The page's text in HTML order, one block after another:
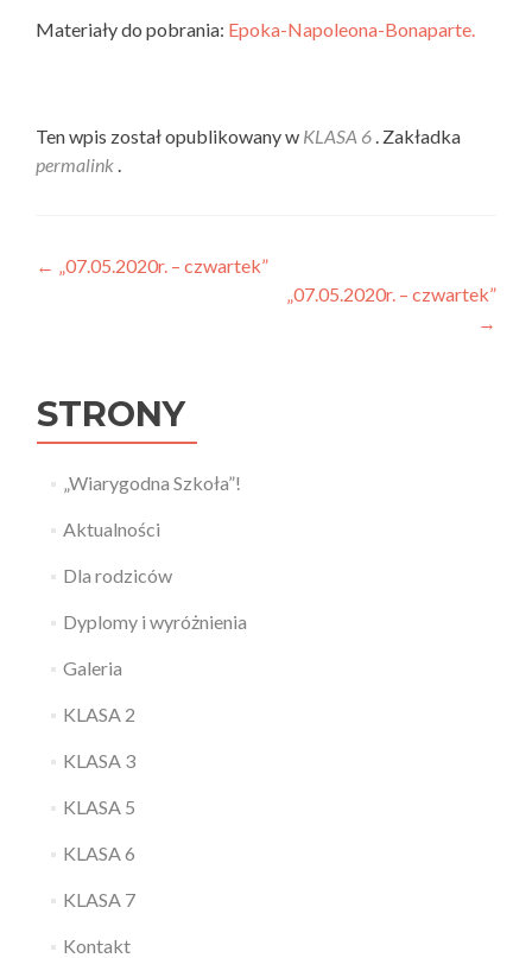
Materiały do pobrania: Epoka-Napoleona-Bonaparte.
Ten wpis został opublikowany w KLASA 6 . Zakładka
permalink .
Nawigacja wpisu
← „07.05.2020r. – czwartek”
„07.05.2020r. – czwartek”
→
STRONY
„Wiarygodna Szkoła”!
Aktualności
Dla rodziców
Dyplomy i wyróżnienia
Galeria
KLASA 2
KLASA 3
KLASA 5
KLASA 6
KLASA 7
Kontakt